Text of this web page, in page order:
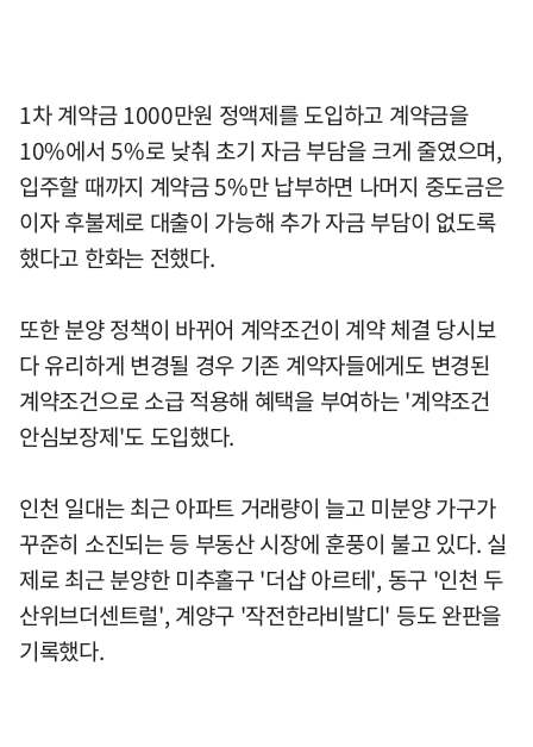
1차 계약금 1000만원 정액제를 도입하고 계약금을
10%에서 5%로 낮춰 초기 자금 부담을 크게 줄였으며,
입주할 때까지 계약금 5%만 납부하면 나머지 중도금은
이자 후불제로 대출이 가능해 추가 자금 부담이 없도록
했다고 한화는 전했다.
또한 분양 정책이 바뀌어 계약조건이 계약 체결 당시보
다 유리하게 변경될 경우 기존 계약자들에게도 변경된
계약조건으로 소급 적용해 혜택을 부여하는 '계약조건
안심보장제'도 도입했다.
인천 일대는 최근 아파트 거래량이 늘고 미분양 가구가
꾸준히 소진되는 등 부동산 시장에 훈풍이 불고 있다. 실
제로 최근 분양한 미추홀구 '더샵 아르테', 동구 '인천 두
산위브더센트럴', 계양구 '작전한라비발디' 등도 완판을
기록했다.